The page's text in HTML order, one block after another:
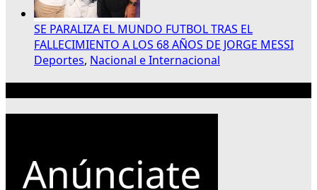
SE PARALIZA EL MUNDO FUTBOL TRAS EL
FALLECIMIENTO A LOS 68 AÑOS DE JORGE MESSI
Deportes, Nacional e Internacional